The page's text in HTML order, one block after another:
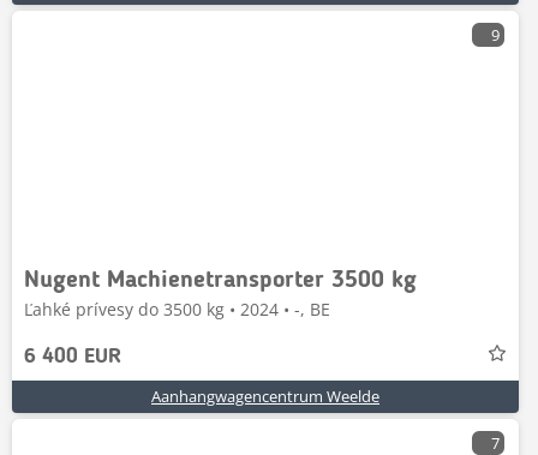
9
Nugent Machienetransporter 3500 kg
Ľahké prívesy do 3500 kg • 2024 • -, BE
6 400 EUR
Aanhangwagencentrum Weelde
7